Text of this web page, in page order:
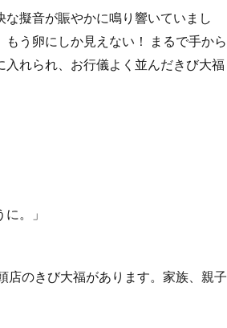
な擬音が賑やかに鳴り響いていまし
う卵にしか見えない！ まるで手から
れられ、お行儀よく並んだきび大福
。」
店のきび大福があります。家族、親子